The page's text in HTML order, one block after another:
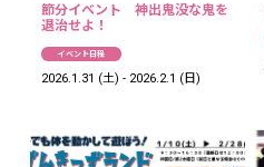
節分イベント 神出鬼没な鬼を
退治せよ！
イベント日程
2026.1.31 (土) - 2026.2.1 (日)